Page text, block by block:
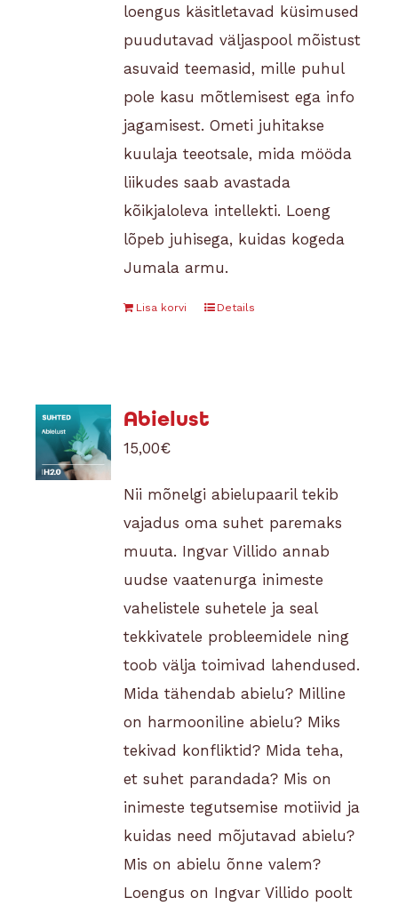
loengus käsitletavad küsimused
puudutavad väljaspool mõistust
asuvaid teemasid, mille puhul
pole kasu mõtlemisest ega info
jagamisest. Ometi juhitakse
kuulaja teeotsale, mida mööda
liikudes saab avastada
kõikjaloleva intellekti. Loeng
lõpeb juhisega, kuidas kogeda
Jumala armu.
Lisa korvi Details
Abielust
15,00€
Nii mõnelgi abielupaaril tekib
vajadus oma suhet paremaks
muuta. Ingvar Villido annab
uudse vaatenurga inimeste
vahelistele suhetele ja seal
tekkivatele probleemidele ning
toob välja toimivad lahendused.
Mida tähendab abielu? Milline
on harmooniline abielu? Miks
tekivad konfliktid? Mida teha,
et suhet parandada? Mis on
inimeste tegutsemise motiivid ja
kuidas need mõjutavad abielu?
Mis on abielu õnne valem?
Loengus on Ingvar Villido poolt